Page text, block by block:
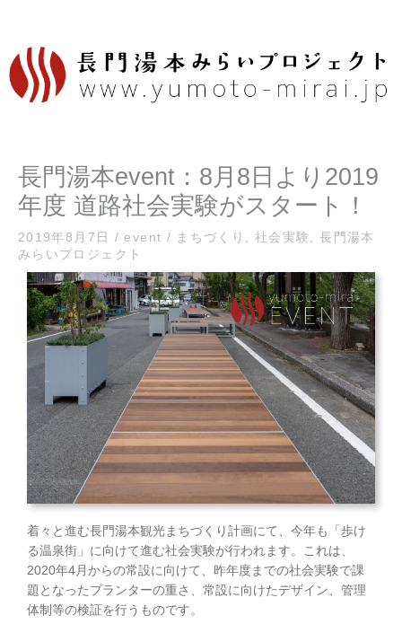
容
を
長門湯本event：8月8日より2019
年度 道路社会実験がスタート！
2019年8月7日 /event / まちづくり 社会実験 ,長門湯本
みらいプロジェクト
着々と進む長門湯本観光まちづくり計画にて、今年も「歩け
る温泉街」に向けて進む社会実験が行われます。これは、
2020年4月からの常設に向けて、昨年度までの社会実験で課
題となったプランターの重さ、常設に向けたデザイン、管理
体制等の検証を行うものです。